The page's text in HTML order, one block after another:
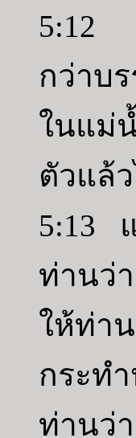
5:12
กว่าบ
ในแม่
ตัวแล้
5:13
ท่านว่
ให้ท่า
กระท
ท่านว่